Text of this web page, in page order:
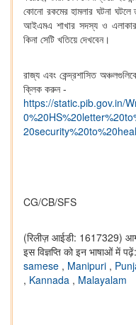
কোনো রকমের হামলার ঘটনা
আইএমএ শাখার সদস্য ও
কিনা সেটি খতিয়ে দেখবেন।
রাজ্য এবং কেন্দ্রশাসিত
ক্লিক করুন -
https://static.pib.gov.in/
CG/CB/SFS
(रिलीज़ आईडी: 1617329)
इस विज्ञप्ति को इन भाषाओं में पढ़ें:
samese , Manipuri ,
, Kannada , Malayalam